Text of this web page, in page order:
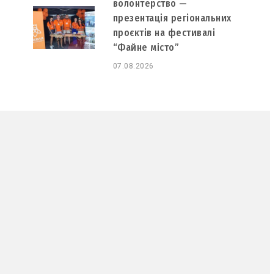
волонтерство —
презентація регіональних
проєктів на фестивалі
“Файне місто”
07.08.2026